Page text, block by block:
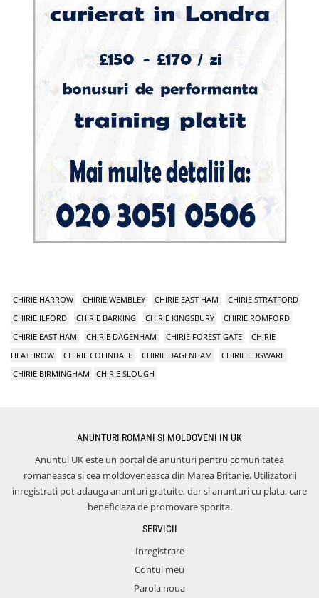
CHIRIE HARROW CHIRIE WEMBLEY CHIRIE EAST HAM
CHIRIE STRATFORD
CHIRIE ILFORD
CHIRIE BARKING CHIRIE KINGSBURY
CHIRIE ROMFORD
CHIRIE EAST HAM
CHIRIE DAGENHAM CHIRIE FOREST GATE
CHIRIE
HEATHROW
CHIRIE COLINDALE CHIRIE DAGENHAM
CHIRIE EDGWARE
CHIRIE BIRMINGHAM
CHIRIE SLOUGH
ANUNTURI ROMANI SI MOLDOVENI IN UK
Anuntul UK este un portal de anunturi pentru comunitatea
romaneasca si cea moldoveneasca din Marea Britanie. Utilizatorii
inregistrati pot adauga anunturi gratuite, dar si anunturi cu plata, care
beneficiaza de promovare sporita.
SERVICII
Inregistrare
Contul meu
Parola noua